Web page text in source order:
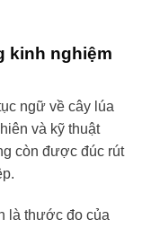
kinh nghiệm
ngữ về cây lúa
và kỹ thuật
còn được đúc rút
là thước đo của